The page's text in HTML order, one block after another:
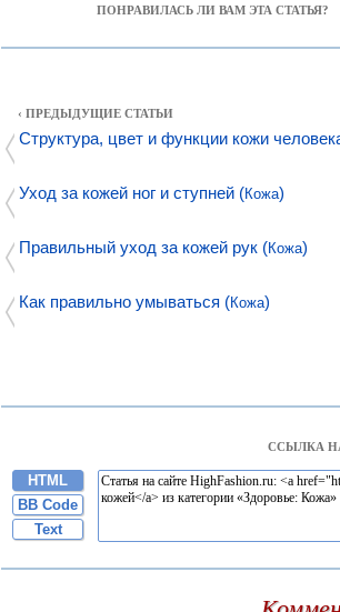
ПОНРАВИЛАСЬ ЛИ ВАМ ЭТА СТАТЬЯ?
‹ ПРЕДЫДУЩИЕ СТАТЬИ
Структура, цвет и функции кожи
Уход за кожей ног и ступней (Кожа)
Правильный уход за кожей рук (Кожа)
Как правильно умываться (Кожа)
ССЫЛКА
HTML
BB Code
Text